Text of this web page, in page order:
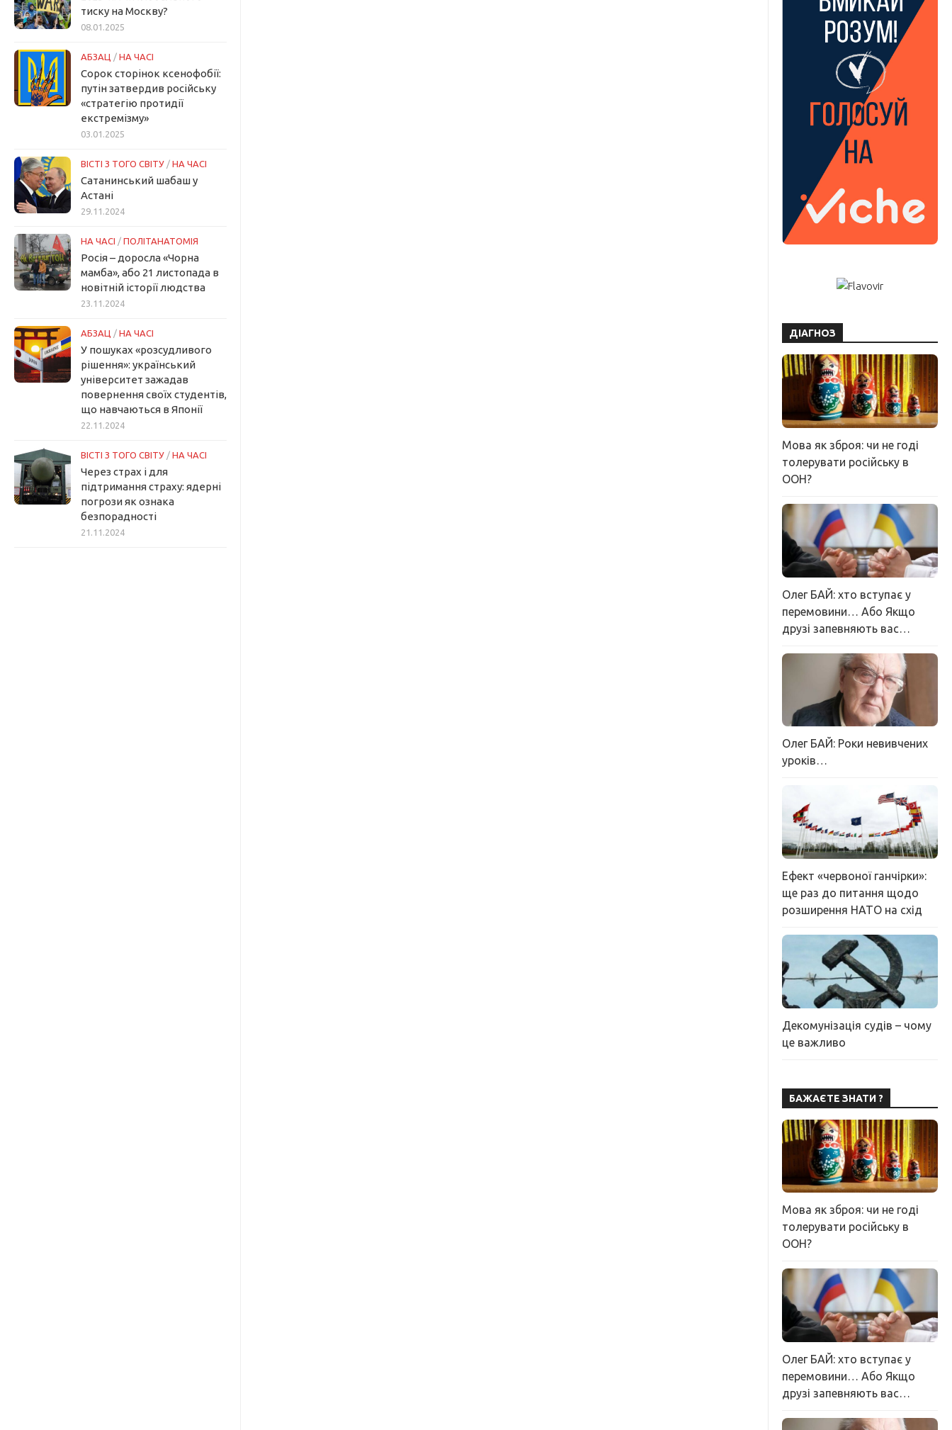
тиску на Москву?
08.01.2025
АБЗАЦ / НА ЧАСІ
Сорок сторінок ксенофобії:
путін затвердив російську
«стратегію протидії
екстремізму»
03.01.2025
ВІСТІ З ТОГО СВІТУ / НА ЧАСІ
Сатанинський шабаш у
Астані
29.11.2024
НА ЧАСІ / ПОЛІТАНАТОМІЯ
Росія – доросла «Чорна
мамба», або 21 листопада в
новітній історії людства
23.11.2024
АБЗАЦ / НА ЧАСІ
У пошуках «розсудливого
рішення»: український
університет зажадав
повернення своїх студентів,
що навчаються в Японії
22.11.2024
ВІСТІ З ТОГО СВІТУ / НА ЧАСІ
Через страх і для
підтримання страху: ядерні
погрози як ознака
безпорадності
21.11.2024
ДІАГНОЗ
Мова як зброя: чи не годі
толерувати російську в
ООН?
Олег БАЙ: хто вступає у
перемовини… Або Якщо
друзі запевняють вас…
Олег БАЙ: Роки невивчених
уроків…
Ефект «червоної ганчірки»:
ще раз до питання щодо
розширення НАТО на схід
Декомунізація судів – чому
це важливо
БАЖАЄТЕ ЗНАТИ ?
Мова як зброя: чи не годі
толерувати російську в
ООН?
Олег БАЙ: хто вступає у
перемовини… Або Якщо
друзі запевняють вас…